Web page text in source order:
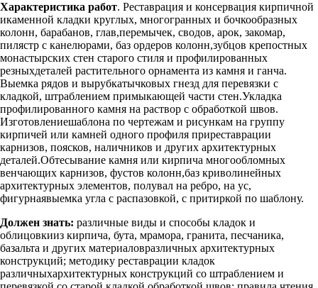
Характеристика работ. Реставрация и консервация кирпичной
икаменной кладки круглых, многогранных и бочкообразных
колонн, барабанов, глав,перемычек, сводов, арок, закомар,
пилястр с канелюрами, баз ордеров колонн,зубцов крепостных
монастырских стен старого стиля и профилированных
резныхдеталей растительного орнамента из камня и ганча.
Выемка рядов и вырубкатычковых гнезд для перевязки с
кладкой, штраблением примыкающей части стен.Укладка
профилированного камня на раствор с обработкой швов.
Изготовлениешаблона по чертежам и рисункам на группу
кирпичей или камней одного профиля приреставрации
карнизов, поясков, наличников и других архитектурных
деталей.Обтесывание камня или кирпича многообломных
венчающих карнизов, фустов колонн,баз криволинейных
архитектурных элементов, полувал на ребро, на ус,
фигурнаявыемка угла с распазовкой, с притиркой по шаблону.
Должен знать: различные виды и способы кладок и
облицовкииз кирпича, бута, мрамора, гранита, песчаника,
базальта и других материаловразличных архитектурных
конструкций; методику реставрации кладок
различныхархитектурных конструкций со штраблением и